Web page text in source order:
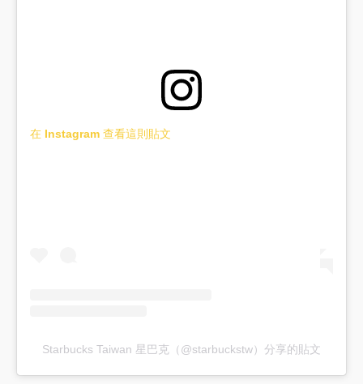
在 Instagram 查看這則貼文
Starbucks Taiwan 星巴克（@starbuckstw）分享的貼文